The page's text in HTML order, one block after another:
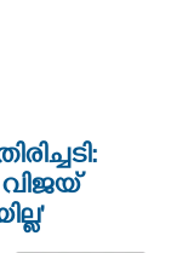
വിജയ്